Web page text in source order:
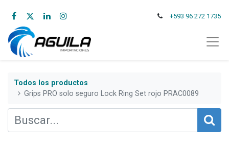
+593 96 272 1735
Todos los productos
Grips PRO solo seguro Lock Ring Set rojo PRAC0089